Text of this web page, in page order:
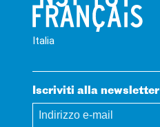
Italia
Iscriviti alla newsletter